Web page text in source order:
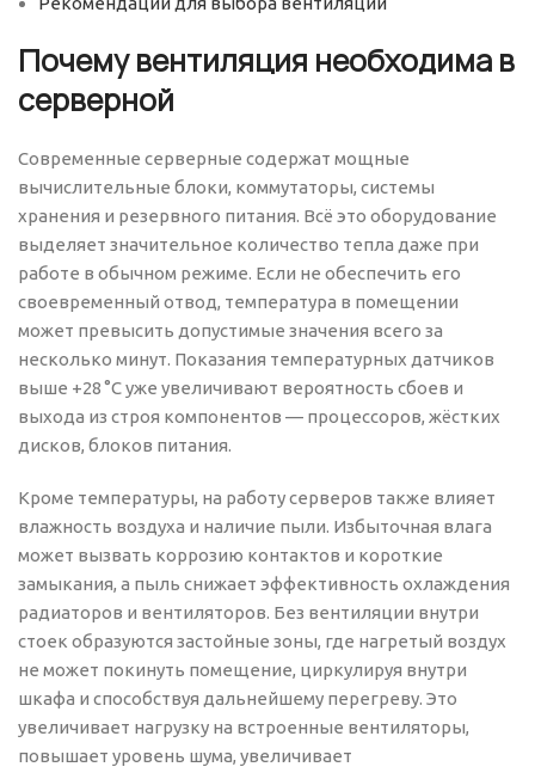
Почему вентиляция необходима в
серверной
Современные серверные содержат мощные
вычислительные блоки, коммутаторы, системы
хранения и резервного питания. Всё это оборудование
выделяет значительное количество тепла даже при
работе в обычном режиме. Если не обеспечить его
своевременный отвод, температура в помещении
может превысить допустимые значения всего за
несколько минут. Показания температурных датчиков
выше +28 °C уже увеличивают вероятность сбоев и
выхода из строя компонентов — процессоров, жёстких
дисков, блоков питания.
Кроме температуры, на работу серверов также влияет
влажность воздуха и наличие пыли. Избыточная влага
может вызвать коррозию контактов и короткие
замыкания, а пыль снижает эффективность охлаждения
радиаторов и вентиляторов. Без вентиляции внутри
стоек образуются застойные зоны, где нагретый воздух
не может покинуть помещение, циркулируя внутри
шкафа и способствуя дальнейшему перегреву. Это
увеличивает нагрузку на встроенные вентиляторы,
повышает уровень шума, увеличивает